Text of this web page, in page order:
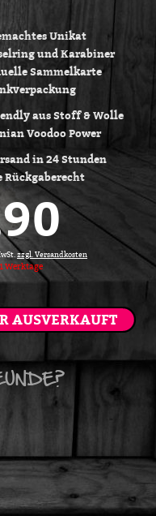
Unikat
und Karabiner
Sammelkarte
aus Stoff & Wolle
Voodoo Power
in 24 Stunden
Rückgaberecht
zzgl. Versandkosten
1Werktage
AUSVERKAUFT